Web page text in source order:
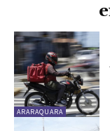
ARARAQUARA